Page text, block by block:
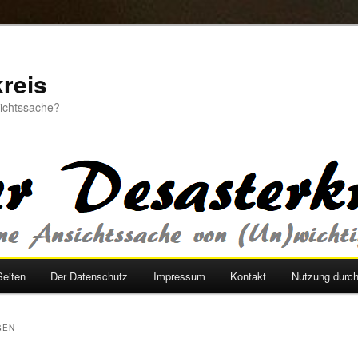
Der Datenschutz Impressum Kontakt Nutzung